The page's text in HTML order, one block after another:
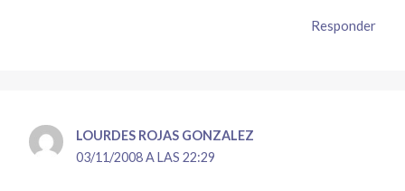
Responder
LOURDES ROJAS GONZALEZ
03/11/2008 A LAS 22:29